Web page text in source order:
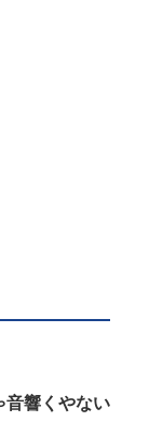
音響くやない